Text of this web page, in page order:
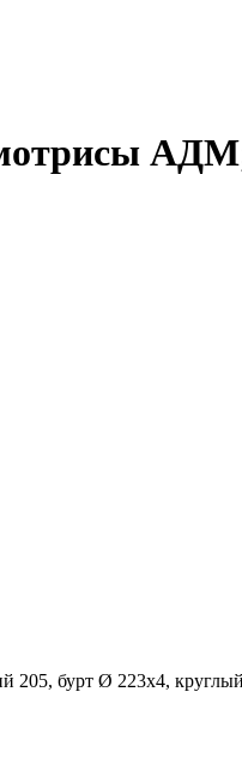
205, бурт Ø 223х4,